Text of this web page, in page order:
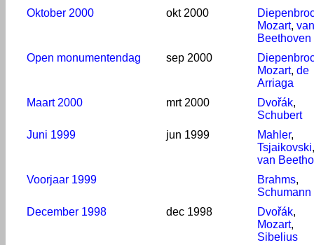
Oktober 2000
okt 2000
Mozart, van
Beethoven
Open monumentendag
sep 2000
Mozart, de
Arriaga
Maart 2000
mrt 2000 Dvořák,
Schubert
Juni 1999
jun 1999 Mahler,
Tsjaikovski,
van
Voorjaar 1999
Brahms,
Schumann
December 1998
dec 1998 Dvořák,
Mozart,
Sibelius